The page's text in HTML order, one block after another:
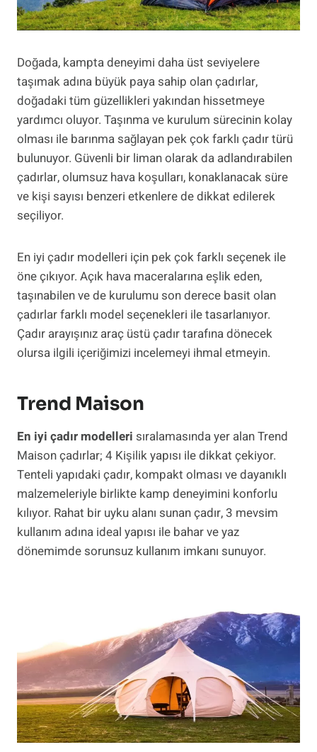
Doğada, kampta deneyimi daha üst seviyelere
taşımak adına büyük paya sahip olan çadırlar,
doğadaki tüm güzellikleri yakından hissetmeye
yardımcı oluyor. Taşınma ve kurulum sürecinin kolay
olması ile barınma sağlayan pek çok farklı çadır türü
bulunuyor. Güvenli bir liman olarak da adlandırabilen
çadırlar, olumsuz hava koşulları, konaklanacak süre
ve kişi sayısı benzeri etkenlere de dikkat edilerek
seçiliyor.
En iyi çadır modelleri için pek çok farklı seçenek ile
öne çıkıyor. Açık hava maceralarına eşlik eden,
taşınabilen ve de kurulumu son derece basit olan
çadırlar farklı model seçenekleri ile tasarlanıyor.
Çadır arayışınız araç üstü çadır tarafına dönecek
olursa ilgili içeriğimizi incelemeyi ihmal etmeyin.
Trend Maison
En iyi çadır modelleri sıralamasında yer alan Trend
Maison çadırlar; 4 Kişilik yapısı ile dikkat çekiyor.
Tenteli yapıdaki çadır, kompakt olması ve dayanıklı
malzemeleriyle birlikte kamp deneyimini konforlu
kılıyor. Rahat bir uyku alanı sunan çadır, 3 mevsim
kullanım adına ideal yapısı ile bahar ve yaz
dönemimde sorunsuz kullanım imkanı sunuyor.